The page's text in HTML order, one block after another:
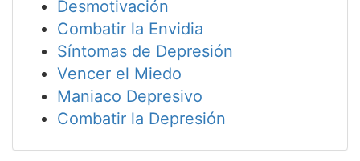
Desmotivación
Combatir la Envidia
Síntomas de Depresión
Vencer el Miedo
Maniaco Depresivo
Combatir la Depresión